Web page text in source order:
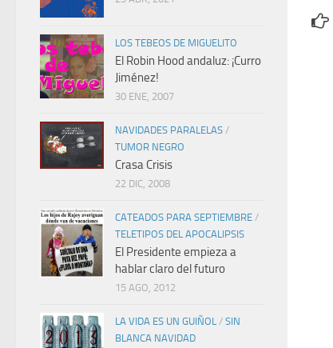
LOS TEBEOS DE MIGUELITO
El Robin Hood andaluz: ¡Curro
Jiménez!
30 ENE, 2007
NAVIDADES PARALELAS /
TUMOR NEGRO
Crasa Crisis
22 DIC, 2008
CATEADOS PARA SEPTIEMBRE /
TELETIPOS DEL APOCALIPSIS
El Presidente empieza a
hablar claro del futuro
15 AGO, 2012
LA VIDA ES UN GUIÑOL / SIN
BLANCA NAVIDAD